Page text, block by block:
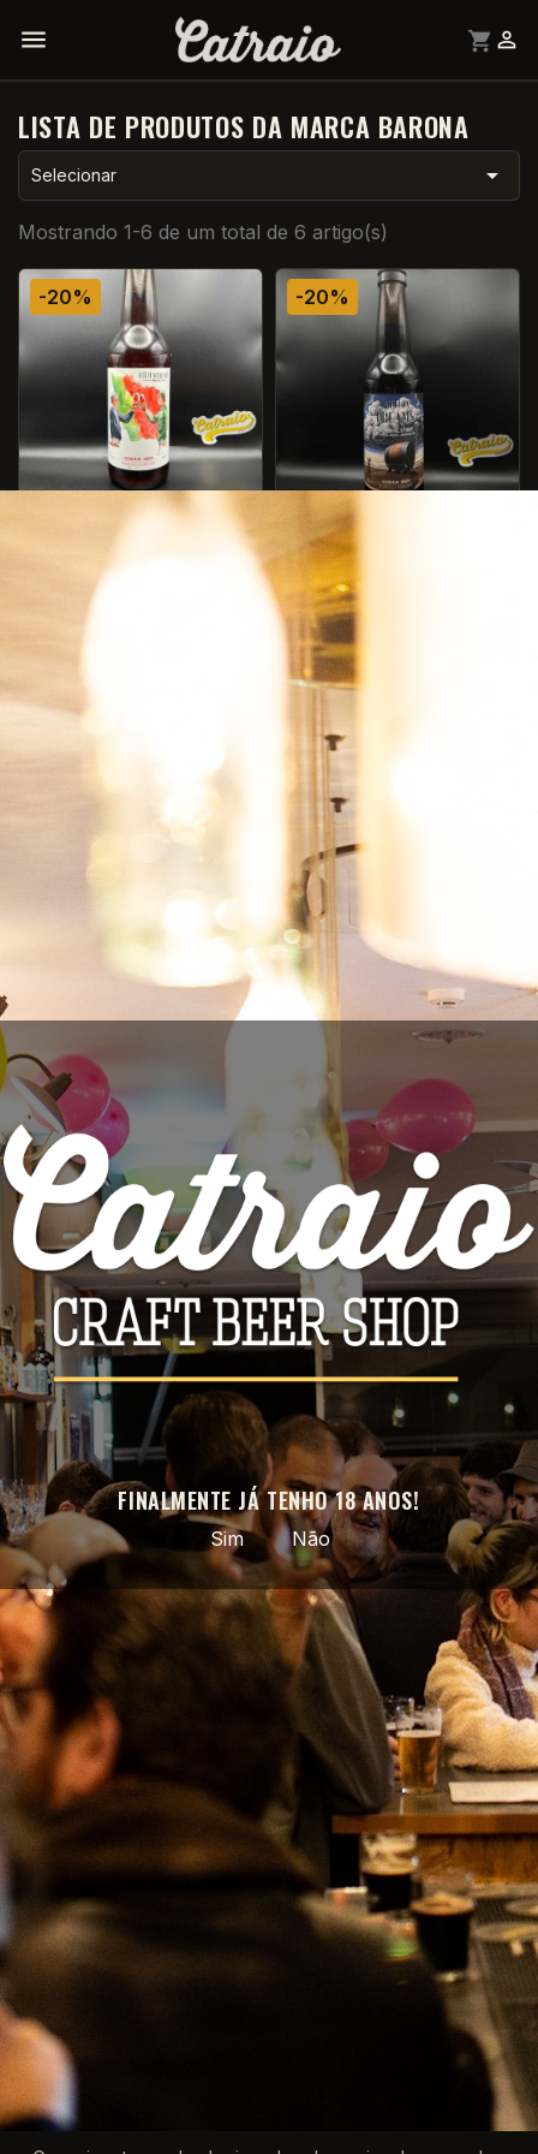
 shopping_cart 
LISTA DE PRODUTOS DA MARCA BARONA
Selecionar 
Mostrando 1-6 de um total de 6 artigo(s)
Barona - Vila Morena
6,00 €
-20%
Barona - Aged In Dreams
9,50 €

-20%
Barona - Monda

Catraio 7.0 Cognac BA
5,60 €
ADICIONAR
-20%
Barona - Entruda
4,50 € 3,60 €
 ADICIONAR
-20%
Barona - Porter
5,00 € 4,00 €
 ADICIONAR
-20%
Mostrando 1-6 de um total de 6 artigo(s)
Voltar ao topo
FacebookInstagram
APROVEITE AS NOSSAS ÚLTIMAS NOVIDADES E OFERTAS
ESPECIAIS
Pode cancelar a subscrição a qualquer momento. Para tal, consulte a
FINALMENTE JÁ TENHO 18 ANOS!
Sim Não